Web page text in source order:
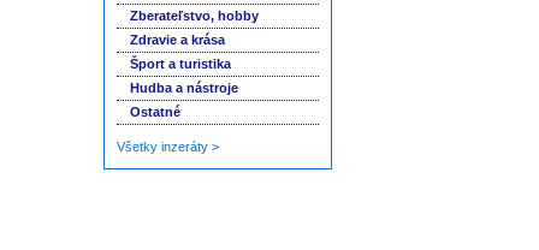
Zberateľstvo, hobby
Zdravie a krása
Šport a turistika
Hudba a nástroje
Ostatné
Všetky inzeráty >